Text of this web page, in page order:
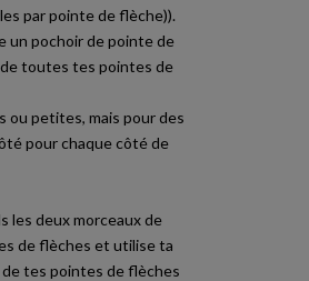
par pointe de flèche)).
un pochoir de pointe de
toutes tes pointes de
ou petites, mais pour des
pour chaque côté de
les deux morceaux de
de flèches et utilise ta
tes pointes de flèches